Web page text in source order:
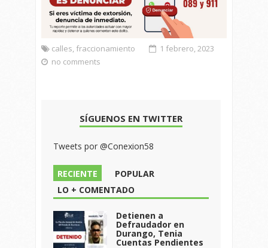
calles, fraccionamiento
1 febrero, 2023
no comments
SÍGUENOS EN TWITTER
Tweets por @Conexion58
RECIENTE
POPULAR
LO + COMENTADO
Detienen a
Defraudador en
Durango, Tenia
Cuentas Pendientes